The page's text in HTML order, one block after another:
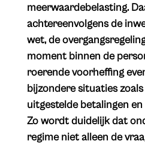
meerwaardebelasting.
achtereenvolgens de
wet, de
moment binnen de
roerende voorheffing
bijzondere situaties
uitgestelde betalingen
Zo wordt duidelijk dat
regime niet alleen de